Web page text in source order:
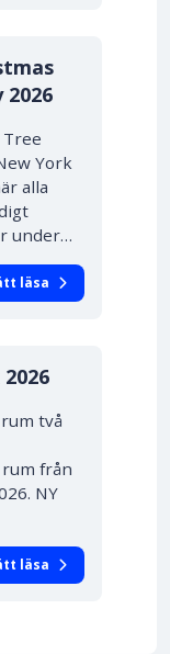
2026
York
alla
under…
läsa
2026
två
rum från
NY
läsa